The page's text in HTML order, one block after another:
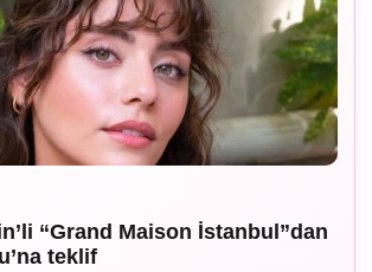
“Grand Maison İstanbul”dan
teklif